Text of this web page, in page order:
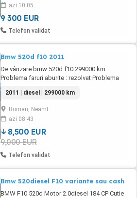
azi 10:05
9 300 EUR
Telefon validat
Bmw 520d f10 2011
De vânzare bmw 520d f10 299000 km
Problema faruri aburite : rezolvat Problema
portbagaj :rezolvat Problema span in instaltie
: rezolvat Capac culbutori : nerezolvat
Alternator: rezolvat Etc. In prețul mașini mai
dau un det de jante de GT cu cauciucuri de
vara(vezi ...
2011 | diesel | 299000 km
Roman, Neamt
azi 08:43
8,500 EUR
9,000 EUR
Telefon validat
Bmw 520diesel F10 variante sau cash
BMW F10 520d Motor 2.0diesel 184 CP Cutie